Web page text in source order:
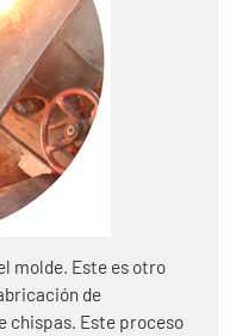
molde. Este es otro
de
chispas. Este proceso